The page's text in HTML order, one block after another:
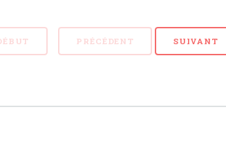
PRÉCÉDENT SUIVANT